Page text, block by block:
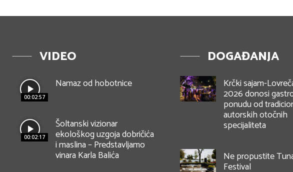
VIDEO
00:02:57
Namaz od hobotnice
00:02:17
Šoltanski vizionar
ekološkog uzgoja dobričića
i maslina – Predstavljamo
vinara Karla Balića
DOGAĐANJA
Krčki sajam-
2026 donosi
ponudu od
autorskih otočnih
specijaliteta
Ne propustite
Festival